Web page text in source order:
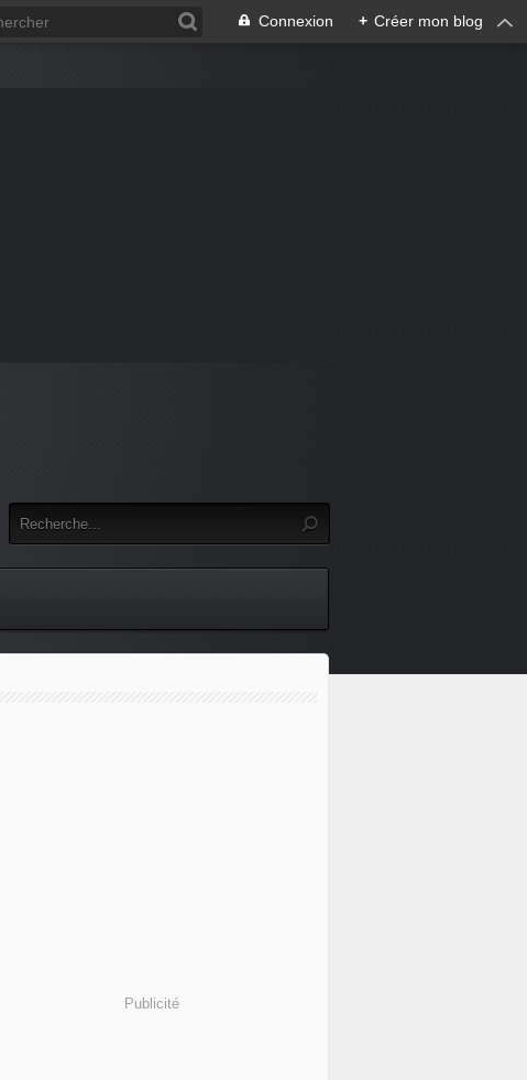
Connexion + Créer mon blog
Publicité